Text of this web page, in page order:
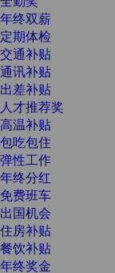
年终双薪
定期体检
交通补贴
通讯补贴
出差补贴
人才推荐奖
高温补贴
包吃包住
弹性工作
年终分红
免费班车
出国机会
住房补贴
餐饮补贴
年终奖金